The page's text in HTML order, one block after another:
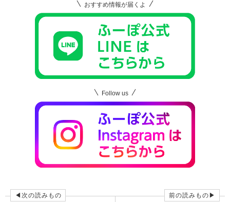
おすすめ情報が届くよ
Follow us
◀次の読みもの 前の読みもの▶